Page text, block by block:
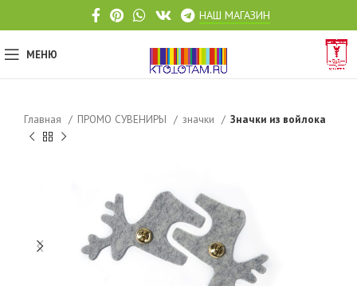
НАШ МАГАЗИН
МЕНЮ
Главная ПРОМО СУВЕНИРЫ значки Значки из войлока